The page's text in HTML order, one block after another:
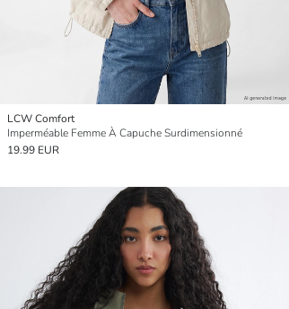
LCW Comfort
Imperméable Femme À Capuche Surdimensionné
19.99 EUR